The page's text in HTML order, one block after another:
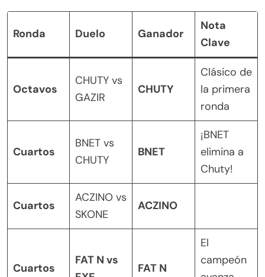
Ronda Duelo Ganador
Nota
Clave
Octavos
CHUTY vs
GAZIR
CHUTY
Clásico de
la primera
ronda
Cuartos
BNET vs
CHUTY
BNET
¡BNET
elimina a
Chuty!
Cuartos
ACZINO vs
SKONE
ACZINO
Cuartos
FAT N vs
FAT N
El
campeón